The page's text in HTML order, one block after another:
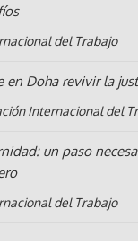
del Trabajo
en Doha revivir la
Internacional del
un paso
del Trabajo